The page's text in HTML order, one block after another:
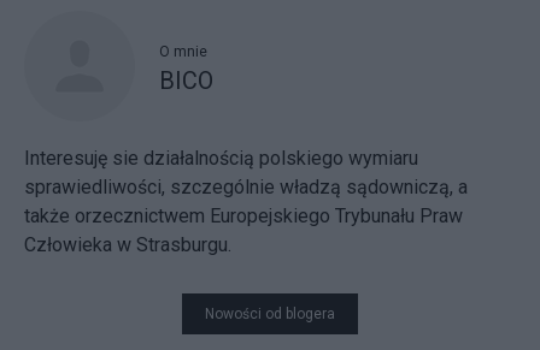
O mnie
BICO
Interesuję sie działalnością polskiego wymiaru
sprawiedliwości, szczególnie władzą sądowniczą, a
także orzecznictwem Europejskiego Trybunału Praw
Człowieka w Strasburgu.
Nowości od blogera